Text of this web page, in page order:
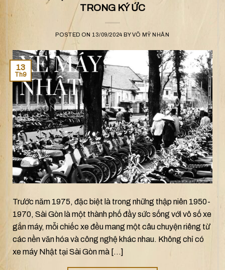
TRONG KÝ ỨC
POSTED ON 13/09/2024 BYVÕ MỸ NHÂN
13
Th9
Trước năm 1975, đặc biệt là trong những thập niên 1950-
1970, Sài Gòn là một thành phố đầy sức sống với vô số xe
gắn máy, mỗi chiếc xe đều mang một câu chuyện riêng từ
các nền văn hóa và công nghệ khác nhau. Không chỉ có
xe máy Nhật tại Sài Gòn mà […]